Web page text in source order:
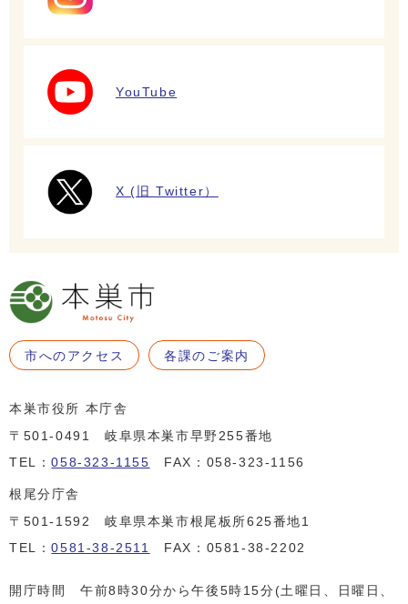
YouTube
X (旧 Twitter）
市へのアクセス 各課のご案内
本巣市役所 本庁舎
〒501-0491 岐阜県本巣市早野255番地
TEL：058-323-1155 FAX：058-323-1156
根尾分庁舎
〒501-1592 岐阜県本巣市根尾板所625番地1
TEL：0581-38-2511 FAX：0581-38-2202
開庁時間 午前8時30分から午後5時15分(土曜日、日曜日、